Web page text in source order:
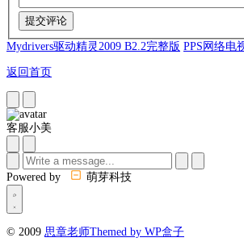
Mydrivers驱动精灵2009 B2.2完整版 PPS网络电
返回首页
客服小美
Powered by 萌芽科技
© 2009 思章老师Themed by WP盒子